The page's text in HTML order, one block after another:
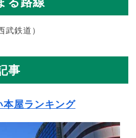
武鉄道）
事
本屋ランキング